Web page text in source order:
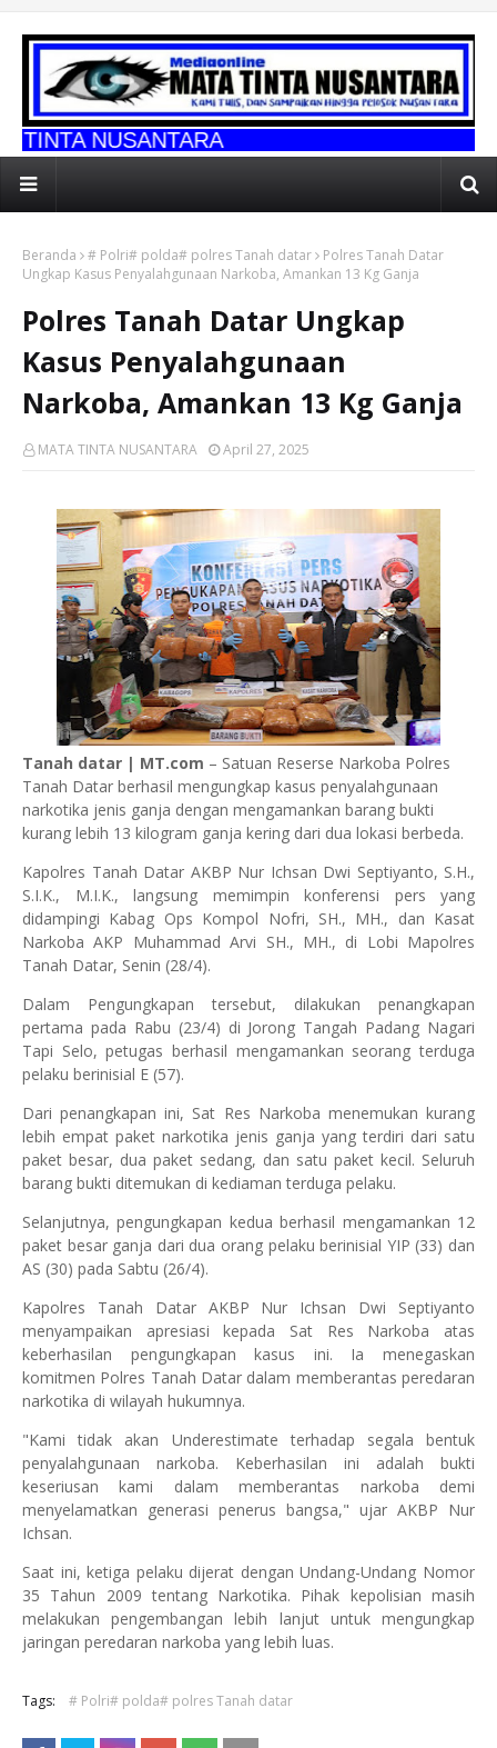
Beranda # Polri# polda# polres Tanah datar
Polres Tanah Datar
Ungkap Kasus Penyalahgunaan Narkoba, Amankan 13 Kg Ganja
Polres Tanah Datar Ungkap
Kasus Penyalahgunaan
Narkoba, Amankan 13 Kg Ganja
MATA TINTA NUSANTARA April 27, 2025
Tanah datar | MT.com – Satuan Reserse Narkoba Polres
Tanah Datar berhasil mengungkap kasus penyalahgunaan
narkotika jenis ganja dengan mengamankan barang bukti
kurang lebih 13 kilogram ganja kering dari dua lokasi berbeda.
Kapolres Tanah Datar AKBP Nur Ichsan Dwi Septiyanto, S.H.,
S.I.K., M.I.K., langsung memimpin konferensi pers yang
didampingi Kabag Ops Kompol Nofri, SH., MH., dan Kasat
Narkoba AKP Muhammad Arvi SH., MH., di Lobi Mapolres
Tanah Datar, Senin (28/4).
Dalam Pengungkapan tersebut, dilakukan penangkapan
pertama pada Rabu (23/4) di Jorong Tangah Padang Nagari
Tapi Selo, petugas berhasil mengamankan seorang terduga
pelaku berinisial E (57).
Dari penangkapan ini, Sat Res Narkoba menemukan kurang
lebih empat paket narkotika jenis ganja yang terdiri dari satu
paket besar, dua paket sedang, dan satu paket kecil. Seluruh
barang bukti ditemukan di kediaman terduga pelaku.
Selanjutnya, pengungkapan kedua berhasil mengamankan 12
paket besar ganja dari dua orang pelaku berinisial YIP (33) dan
AS (30) pada Sabtu (26/4).
Kapolres Tanah Datar AKBP Nur Ichsan Dwi Septiyanto
menyampaikan apresiasi kepada Sat Res Narkoba atas
keberhasilan pengungkapan kasus ini. Ia menegaskan
komitmen Polres Tanah Datar dalam memberantas peredaran
narkotika di wilayah hukumnya.
"Kami tidak akan Underestimate terhadap segala bentuk
penyalahgunaan narkoba. Keberhasilan ini adalah bukti
keseriusan kami dalam memberantas narkoba demi
menyelamatkan generasi penerus bangsa," ujar AKBP Nur
Ichsan.
Saat ini, ketiga pelaku dijerat dengan Undang-Undang Nomor
35 Tahun 2009 tentang Narkotika. Pihak kepolisian masih
melakukan pengembangan lebih lanjut untuk mengungkap
jaringan peredaran narkoba yang lebih luas.
Tags: # Polri# polda# polres Tanah datar